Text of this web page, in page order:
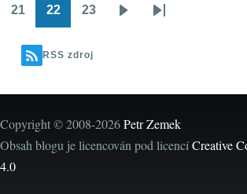
page stránka
21 22
Stránka
23
NásledujícíPoslední
RSS zdroj
Copyright © 2008-2026Petr Zemek
Obsah blogu je licencován pod licencíCreative
4.0